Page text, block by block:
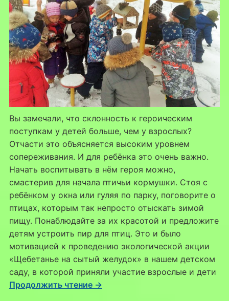
Вы замечали, что склонность к героическим
поступкам у детей больше, чем у взрослых?
Отчасти это объясняется высоким уровнем
сопереживания. И для ребёнка это очень важно.
Начать воспитывать в нём героя можно,
смастерив для начала птичьи кормушки. Стоя с
ребёнком у окна или гуляя по парку, поговорите о
птицах, которым так непросто отыскать зимой
пищу. Понаблюдайте за их красотой и предложите
детям устроить пир для птиц. Это и было
мотивацией к проведению экологической акции
«Щебетанье на сытый желудок» в нашем детском
саду, в которой приняли участие взрослые и дети
Продолжить чтение →